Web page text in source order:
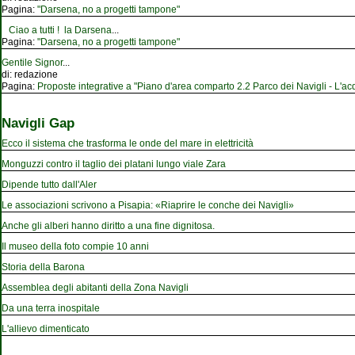
Pagina: "Darsena, no a progetti tampone"
Ciao a tutti ! la Darsena...
Pagina: "Darsena, no a progetti tampone"
Gentile Signor...
di: redazione
Pagina: Proposte integrative a "Piano d'area comparto 2.2 Parco dei Navigli -
Navigli Gap
Ecco il sistema che trasforma le onde del mare in elettricità
Monguzzi contro il taglio dei platani lungo viale Zara
Dipende tutto dall'Aler
Le associazioni scrivono a Pisapia: «Riaprire le conche dei Navigli»
Anche gli alberi hanno diritto a una fine dignitosa.
Il museo della foto compie 10 anni
Storia della Barona
Assemblea degli abitanti della Zona Navigli
Da una terra inospitale
L'allievo dimenticato